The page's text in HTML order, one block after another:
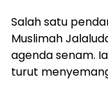
Salah satu
Muslimah
agenda senam.
turut